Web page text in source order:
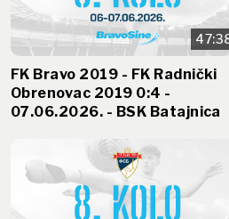
FK Bravo 2019 - FK Radnički
Obrenovac 2019 0:4 -
07.06.2026. - BSK Batajnica